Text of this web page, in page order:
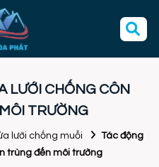
LƯỚI CHỐNG CÔN
TRƯỜNG
lưới chống muỗi
Tác động
trùng đến môi trường